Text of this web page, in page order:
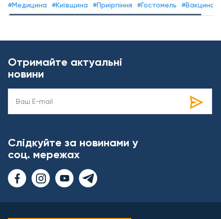
#Медицина #Київщина #Приірпіння #Гостомель
Отримайте актуальні
новини
Слідкуйте за новинами у
соц. мережах